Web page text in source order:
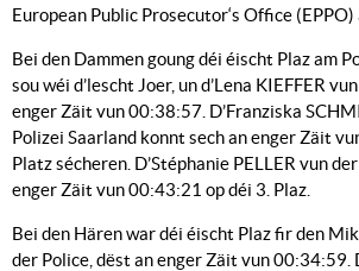
European Public Prosecutor‘s Office (EPPO)
Bei den Dammen goung déi éischt Plaz am
sou wéi d’lescht Joer, un d’Lena KIEFFER
enger Zäit vun 00:38:57. D’Franziska
Polizei Saarland konnt sech an enger Zäit
Platz sécheren. D’Stéphanie PELLER vun
enger Zäit vun 00:43:21 op déi 3. Plaz.
Bei den Hären war déi éischt Plaz fir den
der Police, dëst an enger Zäit vun 00:34:59.